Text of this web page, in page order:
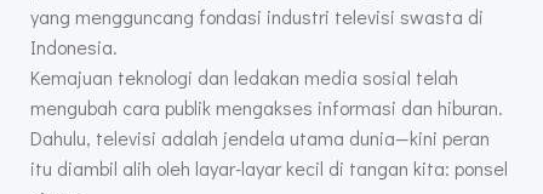
yang mengguncang fondasi industri televisi swasta di
Indonesia.
Kemajuan teknologi dan ledakan media sosial telah
mengubah cara publik mengakses informasi dan hiburan.
Dahulu, televisi adalah jendela utama dunia—kini peran
itu diambil alih oleh layar-layar kecil di tangan kita: ponsel